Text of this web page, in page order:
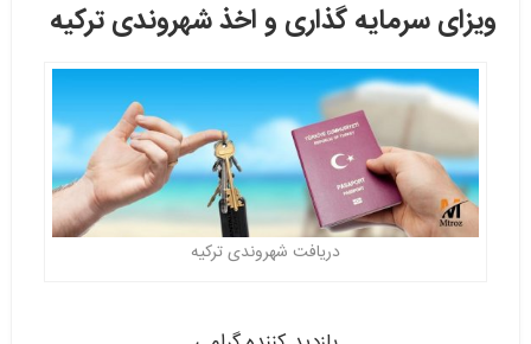
ویزای سرمایه گذاری و اخذ شهروندی ترکیه
دریافت شهروندی ترکیه